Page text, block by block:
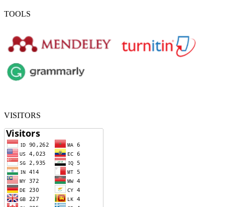
TOOLS
VISITORS